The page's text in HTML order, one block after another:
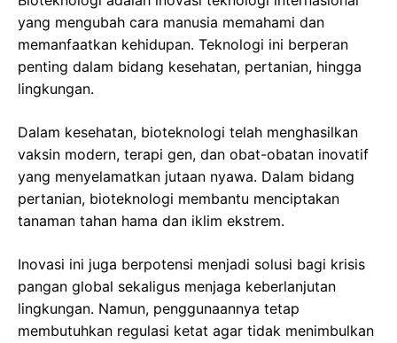
yang mengubah cara manusia memahami dan
memanfaatkan kehidupan. Teknologi ini berperan
penting dalam bidang kesehatan, pertanian, hingga
lingkungan.
Dalam kesehatan, bioteknologi telah menghasilkan
vaksin modern, terapi gen, dan obat-obatan inovatif
yang menyelamatkan jutaan nyawa. Dalam bidang
pertanian, bioteknologi membantu menciptakan
tanaman tahan hama dan iklim ekstrem.
Inovasi ini juga berpotensi menjadi solusi bagi krisis
pangan global sekaligus menjaga keberlanjutan
lingkungan. Namun, penggunaannya tetap
membutuhkan regulasi ketat agar tidak menimbulkan